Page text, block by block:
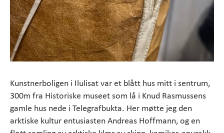
Kunstnerboligen i Ilulisat var et blått hus mitt i sentrum,
300m fra Historiske museet som lå i Knud Rasmussens
gamle hus nede i Telegrafbukta. Her møtte jeg den
arktiske kultur entusiasten Andreas Hoffmann, og en